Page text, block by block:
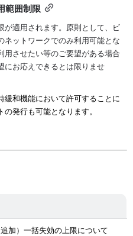
範囲制限
が適用されます。原則として、ビ
ネットワークでのみ利用可能とな
用させたい等のご要望がある場合
にお応えできるとは限りませ
緩和機能において許可することに
発行も可能となります。
追加）一括失効の上限について